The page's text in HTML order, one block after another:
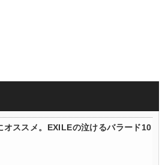
オススメ。EXILEの泣けるバラード10